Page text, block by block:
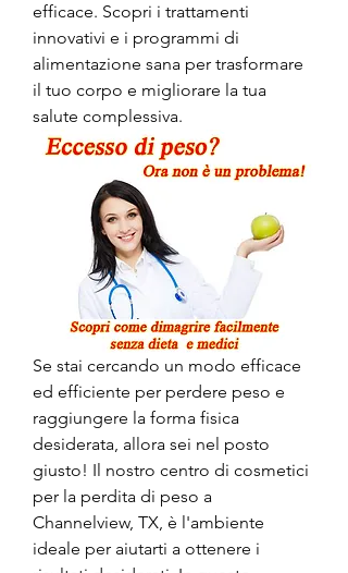
efficace. Scopri i trattamenti
innovativi e i programmi di
alimentazione sana per trasformare
il tuo corpo e migliorare la tua
salute complessiva.
Se stai cercando un modo efficace
ed efficiente per perdere peso e
raggiungere la forma fisica
desiderata, allora sei nel posto
giusto! Il nostro centro di cosmetici
per la perdita di peso a
Channelview, TX, è l'ambiente
ideale per aiutarti a ottenere i